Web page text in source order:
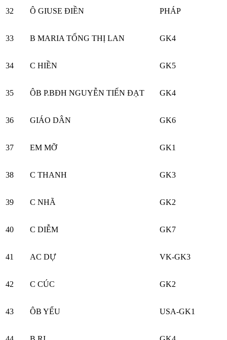
32 Ô GIUSE ĐIỀN PHÁP
33 B MARIA TỐNG THỊ LAN GK4
34 C HIỀN GK5
35 ÔB P.BĐH NGUYỄN TIẾN ĐẠT GK4
36 GIÁO DÂN GK6
37 EM MỠ GK1
38 C THANH GK3
39 C NHÃ GK2
40 C DIỄM GK7
41 AC DỰ VK-GK3
42 C CÚC GK2
43 ÔB YỂU USA-GK1